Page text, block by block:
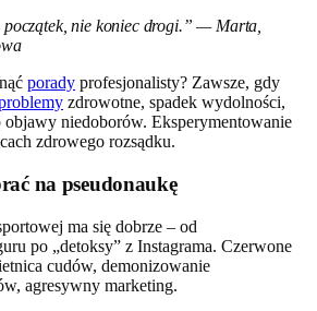
początek, nie koniec drogi.” — Marta,
porady profesjonalisty? Zawsze, gdy
zdrowotne, spadek wydolności,
objawy niedoborów. Eksperymentowanie
zdrowego rozsądku.
na pseudonaukę
ma się dobrze – od
po „detoksy” z Instagrama. Czerwone
cudów, demonizowanie
agresywny marketing.